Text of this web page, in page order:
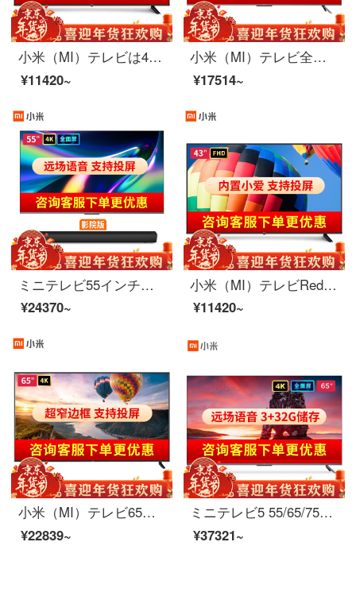
小米（MI）テレビは43インチ4 KハイビジョンHDRスマートWiFiネットワーク液晶カラーテレビタブレットテレビRedmiA 43インチフルハイビジョンスマートテレビ
¥11420~
小米（MI）テレビ全面スクリーン4 K超高精細HDR全金属フレーム動き補償遠距離音声リモコンカラーテレビ小米テレビ50インチRedmi X 50【動き補償】
¥17514~
ミニテレビ55インチスマート音声制御wifiネットワーク4 Kスーパーハイビジョン液晶テレビ劇場版：ミニテレビRedmi X 55インチ+テレビ音響
¥24370~
小米（MI）テレビRedmiAネットワーク液晶パネルテレビ携帯APP音声リモコン赤米テレビ家庭用カラーテレビRedmiA 43インチ【狭いフレーム、言語のリモコン】標準装備
¥11420~
小米（MI）テレビ65インチ4 K超高精細ネットワーク液晶パネルテレビ音声リモコン赤米テレビ家庭用カラーテレビRedmiA 65インチ【4 K超清、言語リモコン】
¥22839~
ミニテレビ5 55/65/75インチフルスクリーン4 k超ハイビジョンHD薄型Bluetoothインテリジェント音声薄型液晶WiFiネットワークフラットテレビ5 65インチ標準搭載
¥37321~